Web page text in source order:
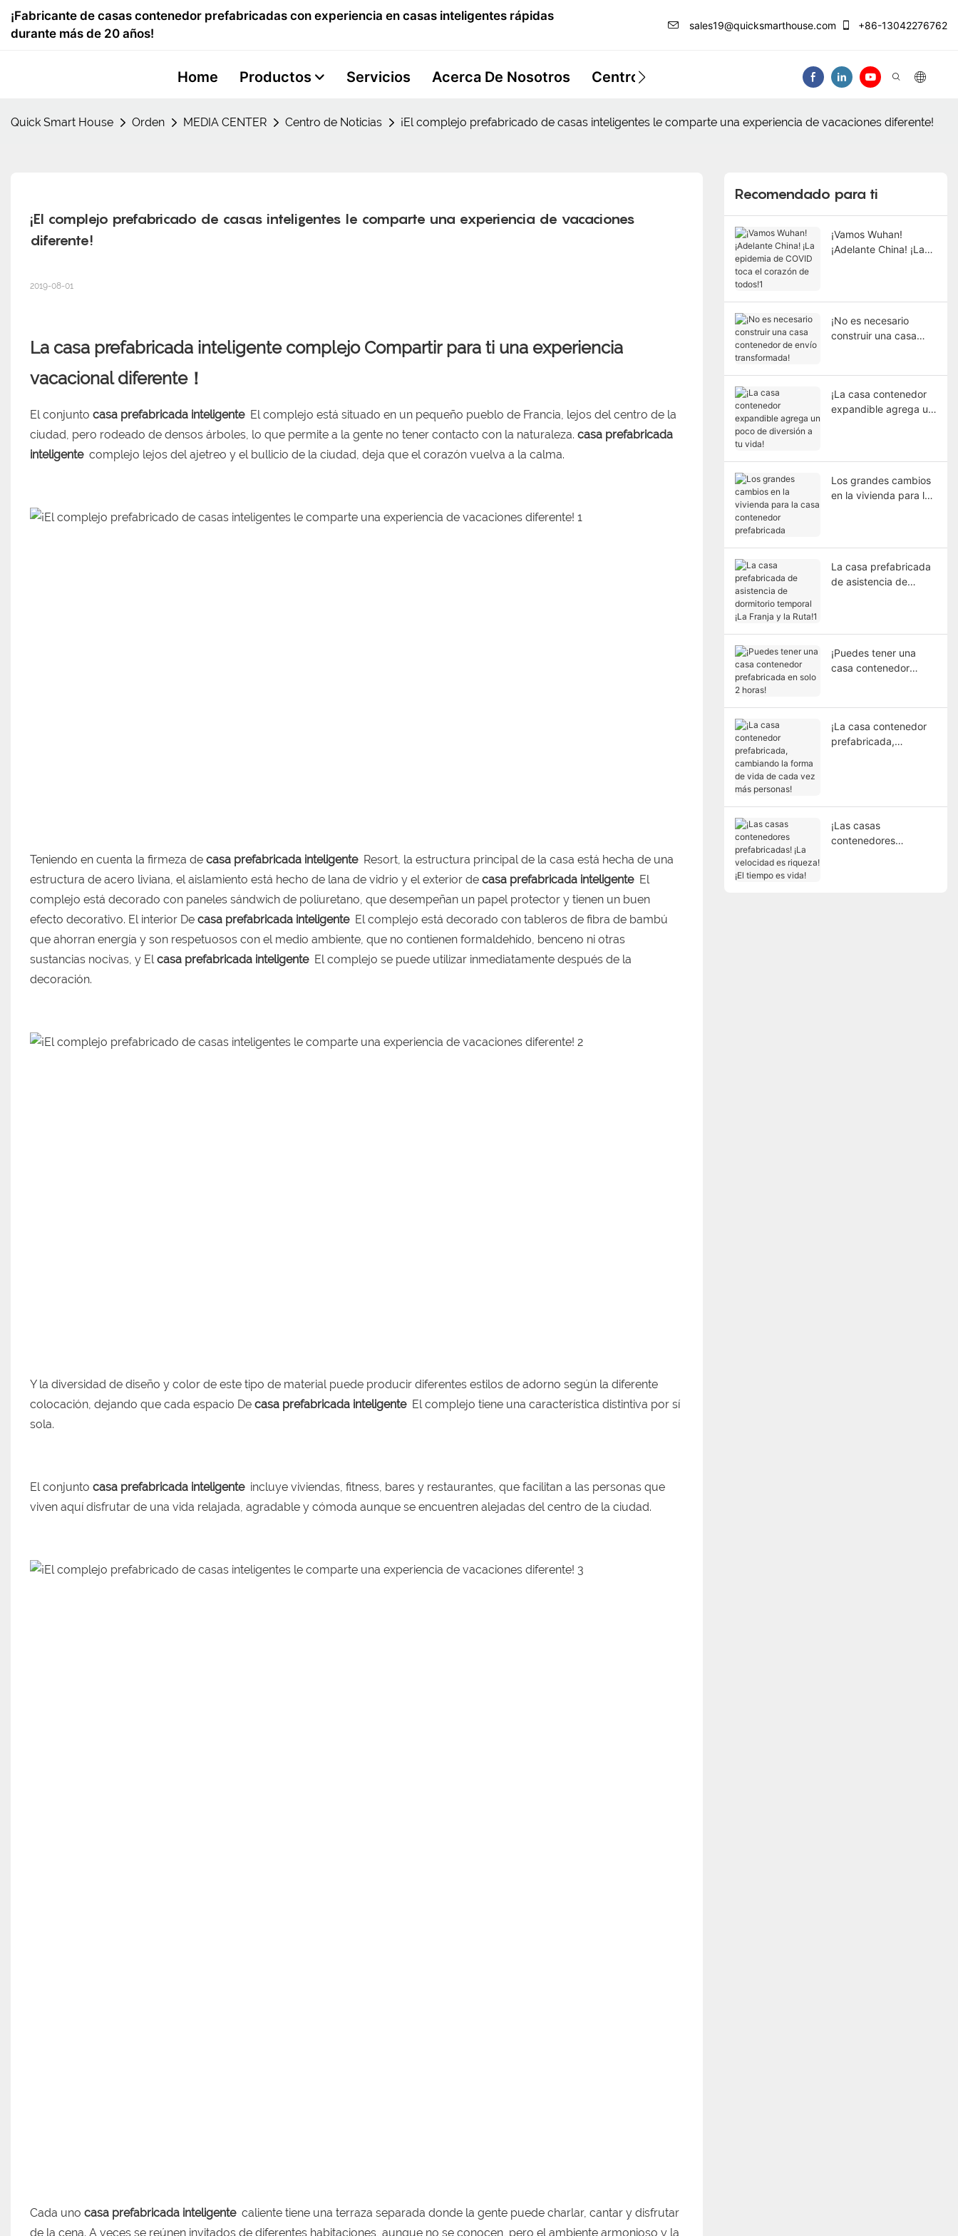
¡Fabricante de casas contenedor prefabricadas con experiencia en casas inteligentes rápidas
durante más de 20 años!
sales19@quicksmarthouse.com +86-13042276762
Home Productos Servicios Acerca De Nosotros Centro De Información Contáctenos Video
Quick Smart House Orden MEDIA CENTER Centro de Noticias ¡El complejo prefabricado de casas inteligentes le comparte una experiencia de vacaciones diferente!
¡El complejo prefabricado de casas inteligentes le comparte una experiencia de vacaciones
diferente!
2019-08-01
La casa prefabricada inteligente complejo Compartir para ti una experiencia
vacacional diferente！
El conjunto casa prefabricada inteligente El complejo está situado en un pequeño pueblo de Francia, lejos del centro de la
ciudad, pero rodeado de densos árboles, lo que permite a la gente no tener contacto con la naturaleza. casa prefabricada
inteligente complejo lejos del ajetreo y el bullicio de la ciudad, deja que el corazón vuelva a la calma.
Teniendo en cuenta la firmeza de casa prefabricada inteligente Resort, la estructura principal de la casa está hecha de una
estructura de acero liviana, el aislamiento está hecho de lana de vidrio y el exterior de casa prefabricada inteligente El
complejo está decorado con paneles sándwich de poliuretano, que desempeñan un papel protector y tienen un buen
efecto decorativo. El interior De casa prefabricada inteligente El complejo está decorado con tableros de fibra de bambú
que ahorran energía y son respetuosos con el medio ambiente, que no contienen formaldehído, benceno ni otras
sustancias nocivas, y Elcasa prefabricada inteligente El complejo se puede utilizar inmediatamente después de la
decoración.
Y la diversidad de diseño y color de este tipo de material puede producir diferentes estilos de adorno según la diferente
colocación, dejando que cada espacio De casa prefabricada inteligente El complejo tiene una característica distintiva por sí
sola.
El conjunto casa prefabricada inteligente incluye viviendas, fitness, bares y restaurantes, que facilitan a las personas que
viven aquí disfrutar de una vida relajada, agradable y cómoda aunque se encuentren alejadas del centro de la ciudad.
Cada uno casa prefabricada inteligente caliente tiene una terraza separada donde la gente puede charlar, cantar y disfrutar
de la cena. A veces se reúnen invitados de diferentes habitaciones, aunque no se conocen, pero el ambiente armonioso y la
Recomendado para ti
¡Vamos Wuhan!
¡Adelante China! ¡La
¡No es necesario
construir una casa
¡La casa contenedor
expandible agrega un
Los grandes cambios
en la vivienda para la
La casa prefabricada
de asistencia de
¡Puedes tener una
casa contenedor
¡La casa contenedor
prefabricada,
¡Las casas
contenedores